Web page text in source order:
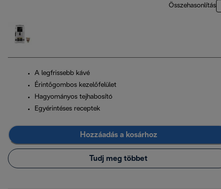
Összehasonlítás
A legfrissebb kávé
Érintőgombos kezelőfelület
Hagyományos tejhabosító
Egyérintéses receptek
Hozzáadás a kosárhoz
Tudj meg többet